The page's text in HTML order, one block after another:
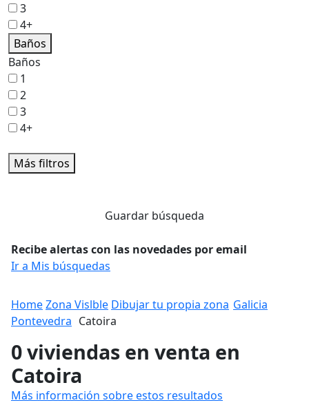
3
4+
Baños
Baños
1
2
3
4+
Más filtros
Guardar búsqueda
Recibe alertas con las novedades por email
Ir a Mis búsquedas
HomeZona Vislble Dibujar tu propia zona Galicia
Pontevedra Catoira
0 viviendas en venta en
Catoira
Más información sobre estos resultados